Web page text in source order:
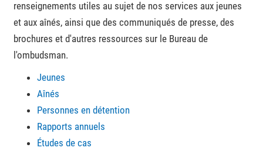
renseignements utiles au sujet de nos services aux jeunes
et aux aînés, ainsi que des communiqués de presse, des
brochures et d'autres ressources sur le Bureau de
l'ombudsman.
Jeunes
Aînés
Personnes en détention
Rapports annuels
Études de cas